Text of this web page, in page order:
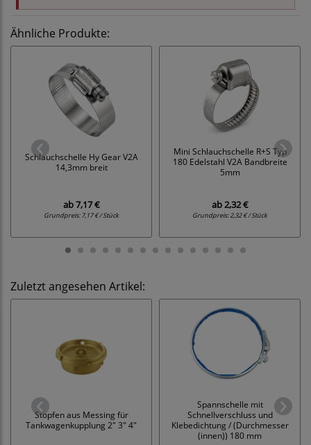
Ähnliche Produkte:
Schlauchschelle Hy Gear V2A
14,3mm breit
ab7,17 €
Grundpreis:7,17 € / Stück
Mini Schlauchschelle R+S Typ
180 Edelstahl V2A Bandbreite
5mm
ab2,32 €
Grundpreis:2,32 € / Stück
Zuletzt angesehen Artikel:
Stopfen aus Messing für
Tankwagenkupplung 2" 3" 4"
Spannschelle mit
Schnellverschluss und
Klebedichtung / (Durchmesser
(innen)) 180 mm